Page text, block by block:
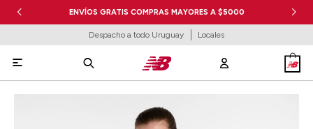
ENVÍOS GRATIS COMPRAS MAYORES A $5000
Despacho a todo Uruguay Locales
